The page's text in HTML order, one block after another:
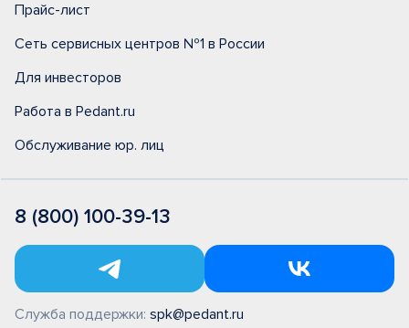
Прайс-лист
Сеть сервисных центров №1 в России
Для инвесторов
Работа в Pedant.ru
Обслуживание юр. лиц
8 (800) 100-39-13
Служба поддержки: spk@pedant.ru